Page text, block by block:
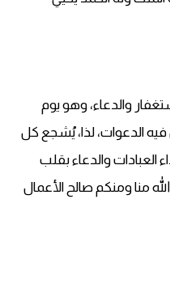
والدعاء، وهو يوم
فيه الدعوات، لذا، يُشجع كل
العبادات والدعاء بقلب
منا ومنكم صالح الأعمال